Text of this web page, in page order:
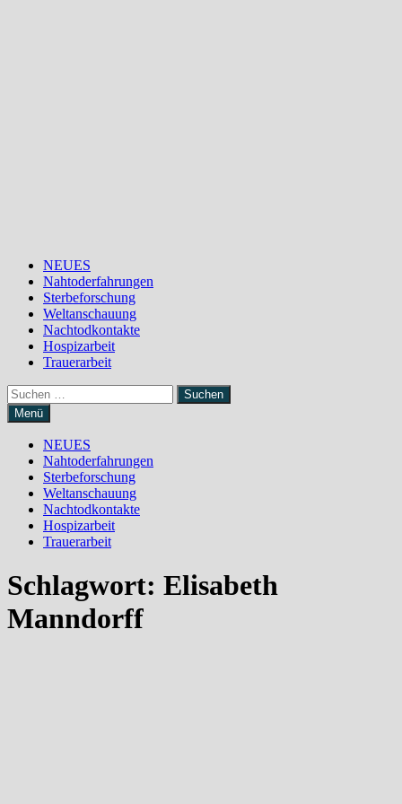
NEUES
Nahtoderfahrungen
Sterbeforschung
Weltanschauung
Nachtodkontakte
Hospizarbeit
Trauerarbeit
Suchen
nach:
Menü
NEUES
Nahtoderfahrungen
Sterbeforschung
Weltanschauung
Nachtodkontakte
Hospizarbeit
Trauerarbeit
Schlagwort: Elisabeth
Manndorff